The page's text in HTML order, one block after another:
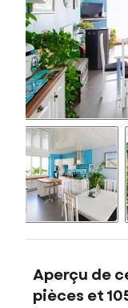
Aperçu de
pièces et